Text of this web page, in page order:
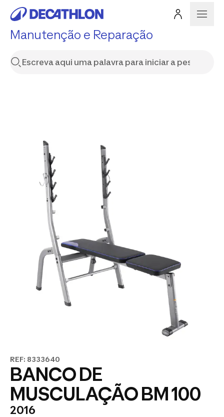
Manutenção e Reparação
REF: 8333640
BANCO DE
MUSCULAÇÃO BM 100
2016